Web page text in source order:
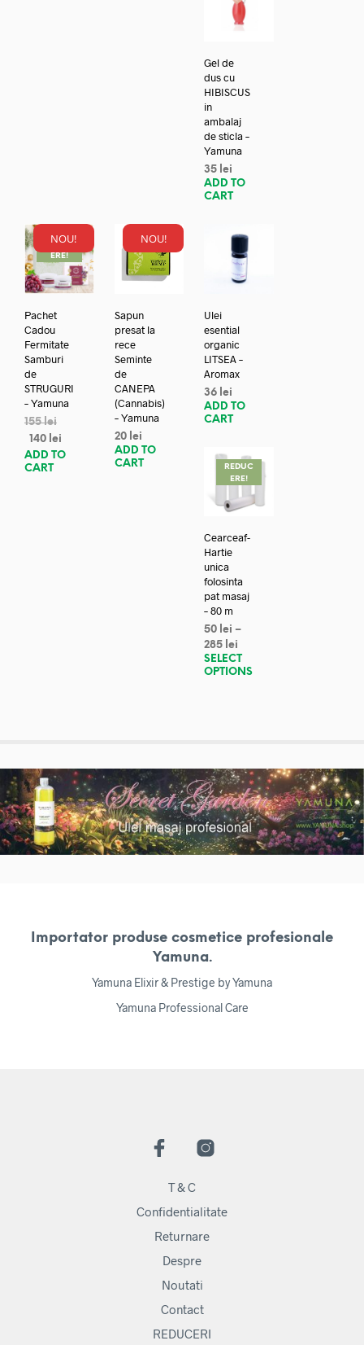
Gel de
dus cu
HIBISCUS
in
ambalaj
de sticla –
Yamuna
35 lei
ADD TO
CART
NOU!
REDUC
ERE!
Pachet
Cadou
Fermitate
Samburi
de
STRUGURI
– Yamuna
155lei
140 lei
ADD TO
CART
NOU!
Sapun
presat la
rece
Seminte
de
CANEPA
(Cannabis)
– Yamuna
20 lei
ADD TO
CART
Ulei
esential
organic
LITSEA –
Aromax
36 lei
ADD TO
CART
REDUC
ERE!
Cearceaf-
Hartie
unica
folosinta
pat masaj
– 80 m
50 lei –
285 lei
SELECT
OPTIONS
Importator produse cosmetice profesionale
Yamuna.
Yamuna Elixir & Prestige by Yamuna
Yamuna Professional Care
T & C
Confidentialitate
Returnare
Despre
Noutati
Contact
REDUCERI